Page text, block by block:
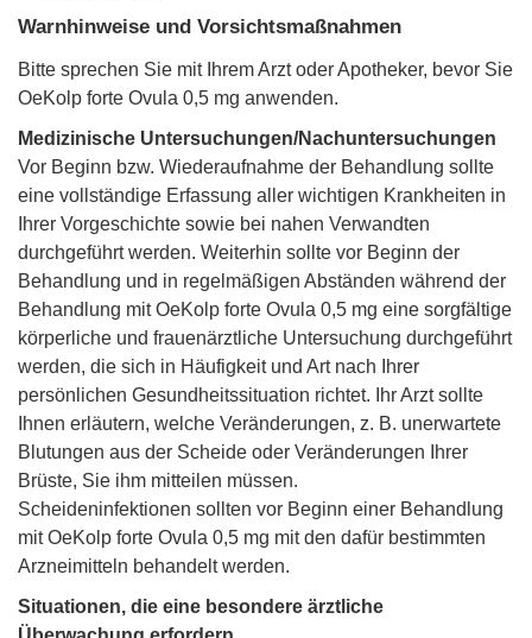
Warnhinweise und Vorsichtsmaßnahmen
Bitte sprechen Sie mit Ihrem Arzt oder Apotheker, bevor Sie
OeKolp forte Ovula 0,5 mg anwenden.
Medizinische Untersuchungen/Nachuntersuchungen
Vor Beginn bzw. Wiederaufnahme der Behandlung sollte
eine vollständige Erfassung aller wichtigen Krankheiten in
Ihrer Vorgeschichte sowie bei nahen Verwandten
durchgeführt werden. Weiterhin sollte vor Beginn der
Behandlung und in regelmäßigen Abständen während der
Behandlung mit OeKolp forte Ovula 0,5 mg eine sorgfältige
körperliche und frauenärztliche Untersuchung durchgeführt
werden, die sich in Häufigkeit und Art nach Ihrer
persönlichen Gesundheitssituation richtet. Ihr Arzt sollte
Ihnen erläutern, welche Veränderungen, z. B. unerwartete
Blutungen aus der Scheide oder Veränderungen Ihrer
Brüste, Sie ihm mitteilen müssen.
Scheideninfektionen sollten vor Beginn einer Behandlung
mit OeKolp forte Ovula 0,5 mg mit den dafür bestimmten
Arzneimitteln behandelt werden.
Situationen, die eine besondere ärztliche